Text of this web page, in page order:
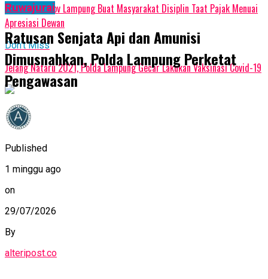
Upaya Pemprov Lampung Buat Masyarakat Disiplin Taat Pajak Menuai
Apresiasi Dewan
Don't Miss
Jelang Nataru 2021, Polda Lampung Gecar Lakukan Vaksinasi Covid-19
Ruwajurai
Ratusan Senjata Api dan Amunisi
Dimusnahkan, Polda Lampung Perketat
Pengawasan
Published
1 minggu ago
on
29/07/2026
By
alteripost.co